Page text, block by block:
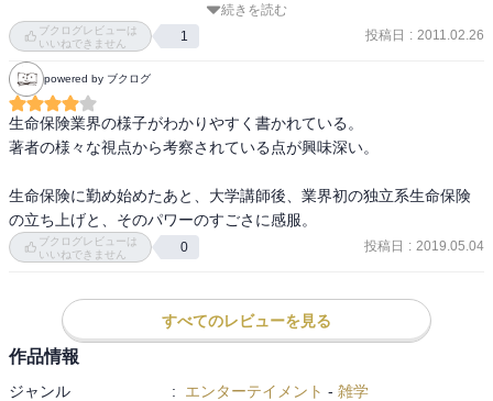
が今一度考えるとともに、企業の側もその変革を余儀なくされてい
るのである。
続きを読む
ブクログレビューは
いいねできません
1 投稿日 : 2011.02.26
powered by ブクログ
生命保険業界の様子がわかりやすく書かれている。
著者の様々な視点から考察されている点が興味深い。
生命保険に勤め始めたあと、大学講師後、業界初の独立系生命保険
の立ち上げと、そのパワーのすごさに感服。
ブクログレビューは
いいねできません
0 投稿日 : 2019.05.04
すべてのレビューを見る
作品情報
ジャンル : エンターテイメント - 雑学